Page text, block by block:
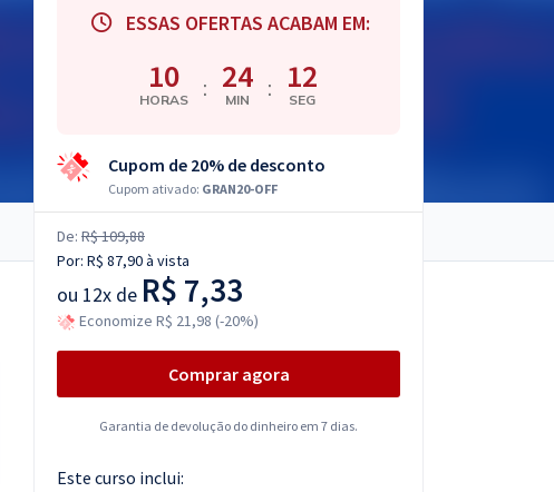
ESSAS OFERTAS ACABAM EM:
10
HORAS : 24
MIN : 10
SEG
Cupom de 20% de desconto
Cupom ativado: GRAN20-OFF
De: R$ 109,88
Por: R$ 87,90à vista
ou 12x de R$ 7,33
Economize R$ 21,98 (-20%)
Comprar agora
Garantia de devolução do dinheiro em 7 dias.
Este curso inclui: